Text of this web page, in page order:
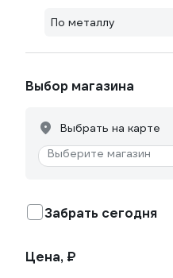
По металлу
Выбор магазина
Выбрать на карте
Выберите магазин
Забрать сегодня
Цена, ₽